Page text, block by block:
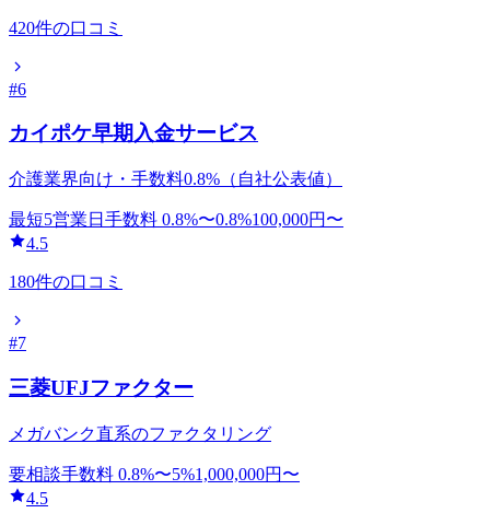
420件の口コミ
#6
カイポケ早期入金サービス
介護業界向け・手数料0.8%（自社公表値）
最短5営業日 手数料 0.8%〜0.8%100,000円〜
4.5
180件の口コミ
#7
三菱UFJファクター
メガバンク直系のファクタリング
要相談手数料 0.8%〜5%1,000,000円〜
4.5